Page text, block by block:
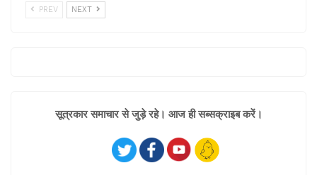
PREV NEXT
सूत्रकार समाचार से जुड़े रहे। आज ही सब्सक्राइब करें।